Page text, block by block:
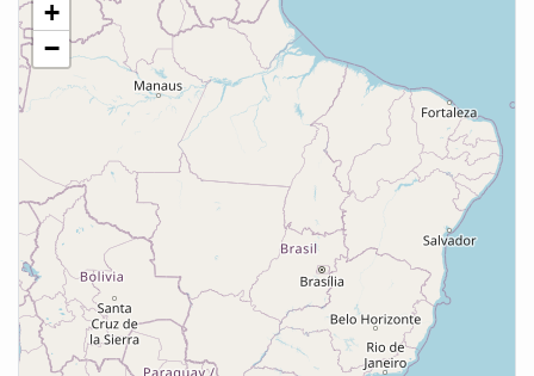
+
−